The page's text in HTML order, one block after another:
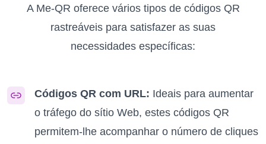
A Me-QR oferece vários tipos de códigos QR
rastreáveis para satisfazer as suas
necessidades específicas:
Códigos QR com URL: Ideais para aumentar
o tráfego do sítio Web, estes códigos QR
permitem-lhe acompanhar o número de cliques